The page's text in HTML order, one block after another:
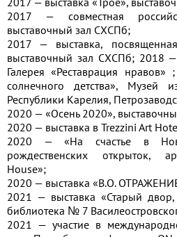
2017 — совместная
выставочный зал СХСПб;
2017 — выставка,
выставочный зал СХСПб; 2018
Галерея «Реставрация
солнечного детства», Музей
Республики Карелия,
2020 — «Осень 2020»,
2020 — выставка в Trezzini Art
2020 — «На счастье в
рождественских открыток,
House»;
2020 — выставка «В.О.
2021 — выставка «Старый двор,
библиотека № 7
2021 — участие в